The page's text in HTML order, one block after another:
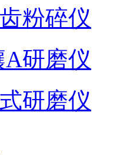
粉碎仪
研磨仪
研磨仪